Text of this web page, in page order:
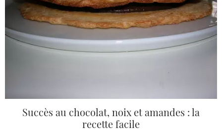
Succès au chocolat, noix et amandes : la
recette facile